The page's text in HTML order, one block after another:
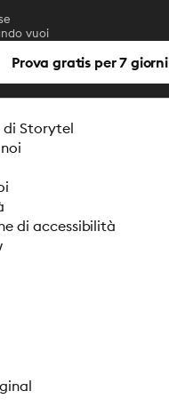
vuoi
Prova gratis per 7 giorni
Storytel
di accessibilità